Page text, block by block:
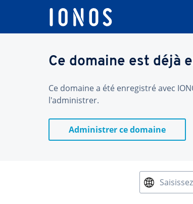
Ce domaine est déjà
Ce domaine a été enregistré avec
l'administrer.
Administrer ce domaine